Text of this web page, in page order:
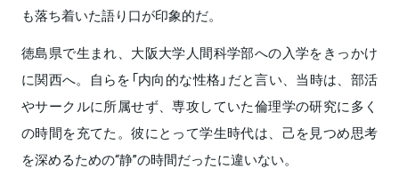
も落ち着いた語り口が印象的だ。
徳島県で生まれ、大阪大学人間科学部への入学をきっかけ
に関西へ。自らを「内向的な性格」だと言い、当時は、部活
やサークルに所属せず、専攻していた倫理学の研究に多く
の時間を充てた。彼にとって学生時代は、己を見つめ思考
を深めるための“静”の時間だったに違いない。